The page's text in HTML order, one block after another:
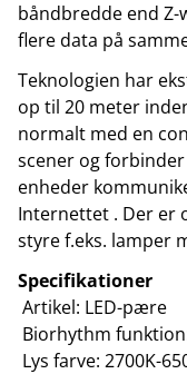
båndbredde end Z-
flere data på
Teknologien har
op til 20 meter
normalt med en
scener og
enheder
Internettet . Der er
styre f.eks. lamper
Specifikationer
Artikel: LED-pære
Biorhythm
Lys farve: 2700K-